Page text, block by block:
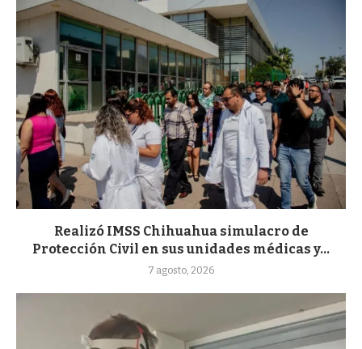
Realizó IMSS Chihuahua simulacro de
Protección Civil en sus unidades médicas y...
7 agosto, 2026